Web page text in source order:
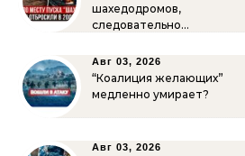
шахедодромов,
следовательно…
Авг 03, 2026
“Коалиция желающих”
медленно умирает?
Авг 03, 2026